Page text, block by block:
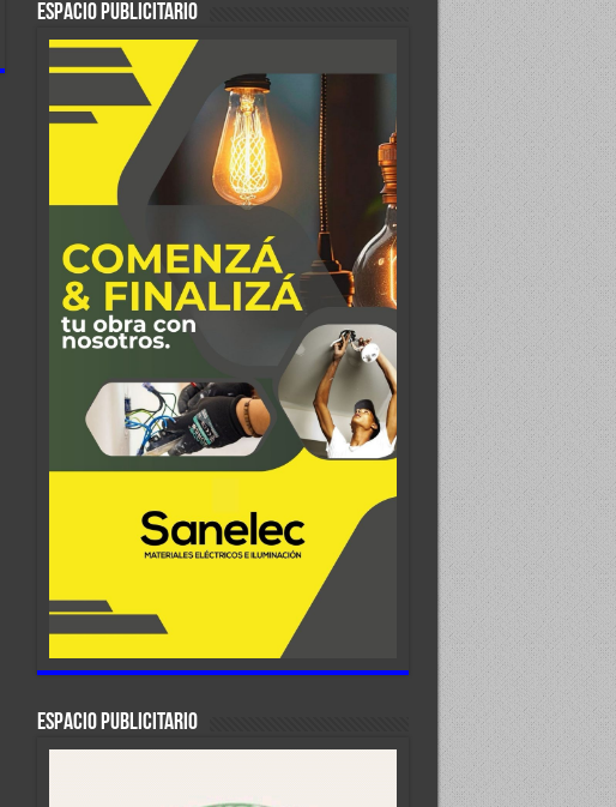
ESPACIO PUBLICITARIO
ESPACIO PUBLICITARIO